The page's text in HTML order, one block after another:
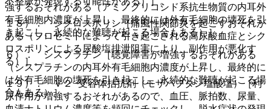
１８）． シクロスポリン［痛風性関節炎を起こすおそれが
ある（フロセミドによって引き起こされる高尿酸血症とシク
ロスポリンによる尿酸塩排泄阻害により、副作用が悪化す
る）］。
１９）． Ｖ２−受容体拮抗剤（モザバプタン塩酸塩）［利
尿作用が増強するおそれがあるので、血圧、脈拍数、尿量、
強するおそれがある（アミノグリコシド系抗生物質の内耳外
有毛細胞内濃度が上昇し、最終的には外有毛細胞の壊死を引
き起こし、永続的な難聴が起こる場合もある）］。
６）． シスプラチン［聴覚障害が増強するおそれがある
（シスプラチンの内耳外有毛細胞内濃度が上昇し、最終的に
は外有毛細胞の壊死を引き起こし、永続的な難聴が起こる場
合もある）］。